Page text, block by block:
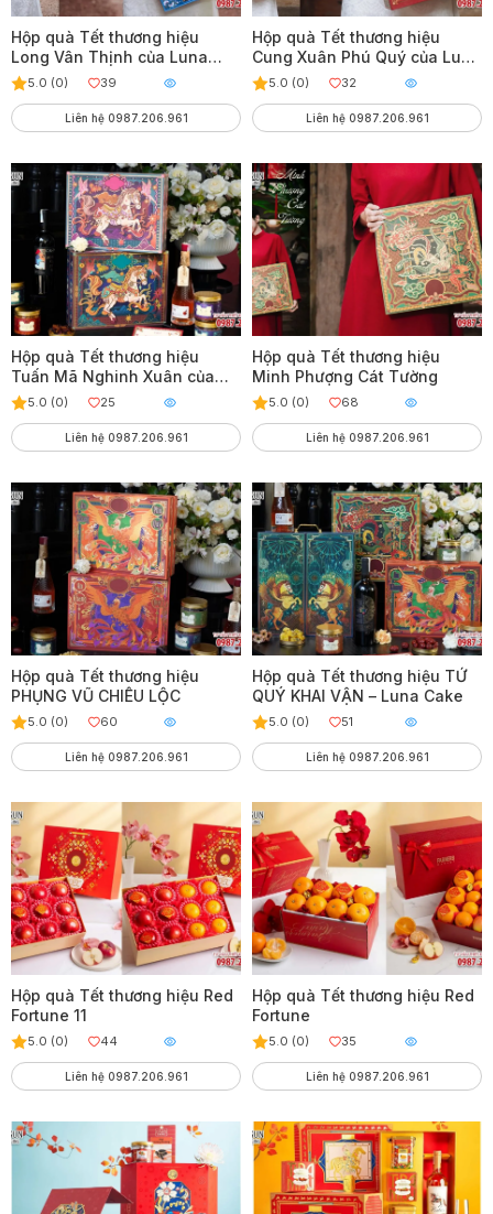
Hộp quà Tết thương hiệu
Long Vân Thịnh của Luna
Cake5.0 (0) 39
Liên hệ 0987.206.961
Hộp quà Tết thương hiệu
Cung Xuân Phú Quý của Luna
Cake5.0 (0) 32
Liên hệ 0987.206.961
Hộp quà Tết thương hiệu
Tuấn Mã Nghinh Xuân của
Luna Cake
5.0 (0) 25
Liên hệ 0987.206.961
Hộp quà Tết thương hiệu
Minh Phượng Cát Tường
5.0 (0) 68
Liên hệ 0987.206.961
Hộp quà Tết thương hiệu
PHỤNG VŨ CHIÊU LỘC
5.0 (0) 60
Liên hệ 0987.206.961
Hộp quà Tết thương hiệu TỨ
QUÝ KHAI VẬN – Luna Cake
5.0 (0) 51
Liên hệ 0987.206.961
Hộp quà Tết thương hiệu Red
Fortune 11
5.0 (0) 44
Liên hệ 0987.206.961
Hộp quà Tết thương hiệu Red
Fortune
5.0 (0) 35
Liên hệ 0987.206.961